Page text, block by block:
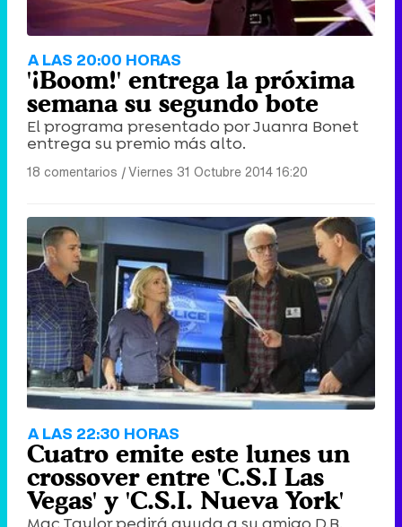
A LAS 20:00 HORAS
'¡Boom!' entrega la próxima
semana su segundo bote
El programa presentado por Juanra Bonet
entrega su premio más alto.
18 comentarios |Viernes 31 Octubre 2014 16:20
A LAS 22:30 HORAS
Cuatro emite este lunes un
crossover entre 'C.S.I Las
Vegas' y 'C.S.I. Nueva York'